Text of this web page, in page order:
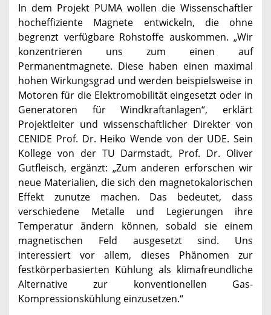
In dem Projekt PUMA wollen die Wissenschaftler
hocheffiziente Magnete entwickeln, die ohne
begrenzt verfügbare Rohstoffe auskommen. „Wir
konzentrieren uns zum einen auf
Permanentmagnete. Diese haben einen maximal
hohen Wirkungsgrad und werden beispielsweise in
Motoren für die Elektromobilität eingesetzt oder in
Generatoren für Windkraftanlagen“, erklärt
Projektleiter und wissenschaftlicher Direkter von
CENIDE Prof. Dr. Heiko Wende von der UDE. Sein
Kollege von der TU Darmstadt, Prof. Dr. Oliver
Gutfleisch, ergänzt: „Zum anderen erforschen wir
neue Materialien, die sich den magnetokalorischen
Effekt zunutze machen. Das bedeutet, dass
verschiedene Metalle und Legierungen ihre
Temperatur ändern können, sobald sie einem
magnetischen Feld ausgesetzt sind. Uns
interessiert vor allem, dieses Phänomen zur
festkörperbasierten Kühlung als klimafreundliche
Alternative zur konventionellen Gas-
Kompressionskühlung einzusetzen.“